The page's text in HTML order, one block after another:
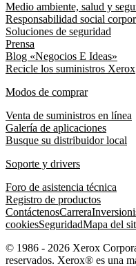
Medio ambiente, salud y
Responsabilidad social
Soluciones de seguridad
Prensa
Blog «Negocios E Ideas»
Recicle los suministros Xerox
Modos de comprar
Venta de suministros en línea
Galería de aplicaciones
Busque su distribuidor local
Soporte y drivers
Foro de asistencia técnica
Registro de productos
ContáctenosCarrera
cookiesSeguridadMapa del
© 1986 - 2026 Xerox
reservados. Xerox® es una